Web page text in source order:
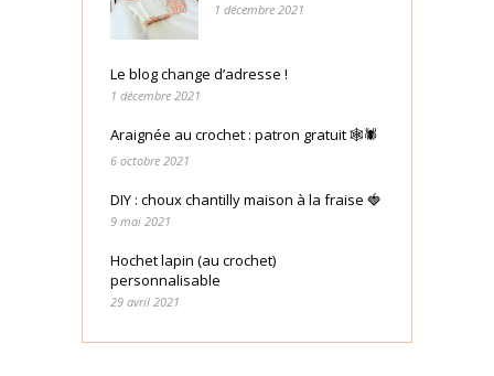
1 décembre 2021
Le blog change d’adresse !
1 décembre 2021
Araignée au crochet : patron gratuit 🕸🕷
6 octobre 2021
DIY : choux chantilly maison à la fraise 🍓
9 mai 2021
Hochet lapin (au crochet)
personnalisable
29 avril 2021